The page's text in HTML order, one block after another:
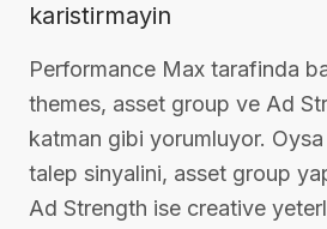
karistirmayin
Performance Max tarafinda
themes, asset group ve Ad
katman gibi yorumluyor.
talep sinyalini, asset group
Ad Strength ise creative